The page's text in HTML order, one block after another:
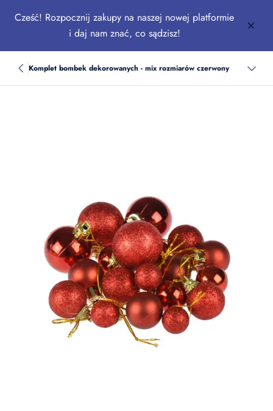
Cześć! Rozpocznij zakupy na naszej nowej platformie
i daj nam znać, co sądzisz!
Komplet bombek dekorowanych - mix rozmiarów czerwony